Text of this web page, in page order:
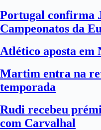
Portugal confirma
Campeonatos da
Atlético aposta em
Martim entra na
temporada
Rudi recebeu
com Carvalhal